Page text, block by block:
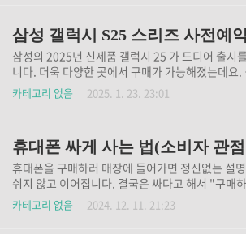
도록 발급되는 면허증으로, 정식 명칭은 '국제운전
증'입니다. 하지만 모든 국가에서 통용되는 것은
며, '도로교통에 관한 협약'(제네바 협약) 또는 '국
로교통에 관한 협약'(비엔나 협약)에 가입한 국가에
만 유효합니다. 따라서 여행하시려는 국가가 해당
을 소지하고 있는 경우에만 발급 가능..
삼성 갤럭시 S25 스리즈 사전예
삼성의 2025년 신제품 갤럭시 25 가 드디어 출시
니다. 더욱 다양한 곳에서 구매가 가능해졌는데요.
구매처별 추가 사은품들도 풍성해졌습니다. 각각의
은품 및 혜택들을 비교하시고, 최고의 선택을 해보
지, 통신사 온라인몰, 오프라인 매장 등에서 예약
개통일: 2월 4일~6일혜택 상세 내용 확인 방법빠
사전예약을 하실수록 추가 혜택이 많습니다. 지금
들어가서 확인 후 예약하세요!삼성닷컴 사전예약 바
가기 SK 사전예약하러 가기 KT 사전예약하러 가
카테고리 없음 2025. 1. 23. 23:01
휴대폰을 구매하러 매장에 들어가면 정신없는 설
쉬지 않고 이어집니다. 결국은 싸다고 해서 "구매
습니다" 해서 구매한 후 다음 달 요금청구서를 받아
후 후회하는 경우가 많아요. 사실 단순합니다. 기기
카테고리 없음 2024. 12. 11. 21:23